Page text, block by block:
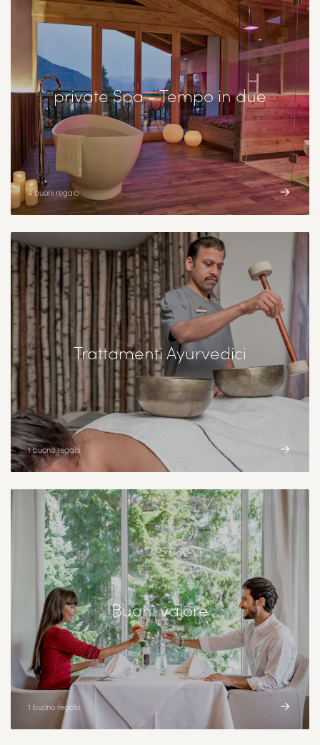
private Spa - Tempo in due
4 buoni regalo
Trattamenti Ayurvedici
1 buono regalo
Buoni valore
1 buono regalo